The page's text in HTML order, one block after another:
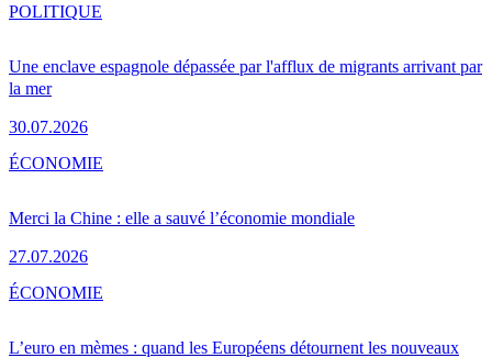
Une enclave espagnole dépassée par l'afflux de migrants arrivant par
la mer
30.07.2026
POLITIQUE
Merci la Chine : elle a sauvé l’économie mondiale
27.07.2026
ÉCONOMIE
L’euro en mèmes : quand les Européens détournent les nouveaux
ÉCONOMIE